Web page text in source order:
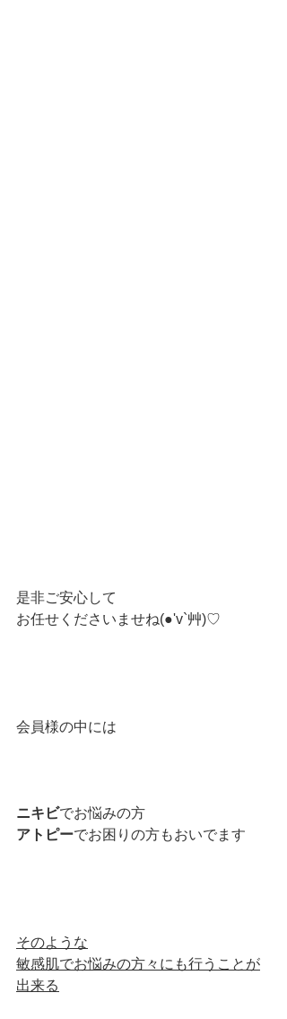
是非ご安心して
お任せくださいませね(●'v`艸)♡
会員様の中には
ニキビでお悩みの方
アトピーでお困りの方もおいでます
そのような
敏感肌でお悩みの方々にも行うことが
出来る